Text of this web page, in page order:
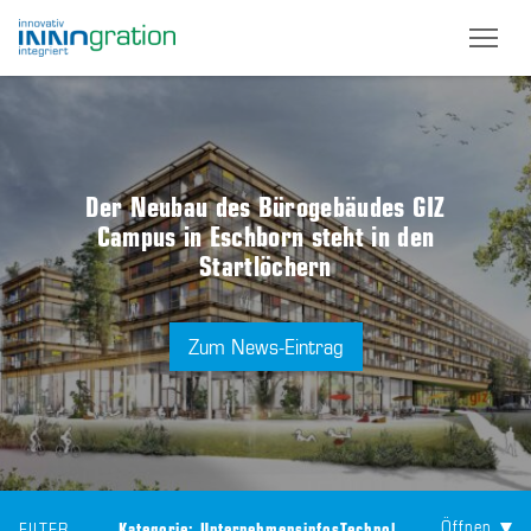
Der Neubau des Bürogebäudes GIZ
Campus in Eschborn steht in den
Startlöchern
Zum News-Eintrag